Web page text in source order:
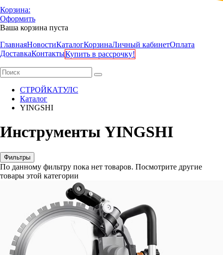
Корзина:
Оформить
Ваша корзина пуста
ГлавнаяНовостиКаталогКорзинаЛичный кабинетОплата
ДоставкаКонтактыКупить в рассрочку!
СТРОЙКАТУЛС
Каталог
YINGSHI
Инструменты YINGSHI
Фильтры
По данному фильтру пока нет товаров. Посмотрите другие
товары этой категории